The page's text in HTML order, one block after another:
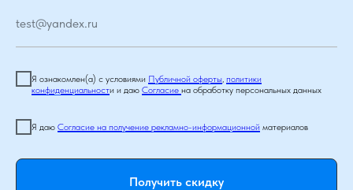
test@yandex.ru
Я ознакомлен(а) с условиями Публичной оферты, политики
конфиденциальности и даю Согласие на обработку персональных данных
Я даю Согласие на получение рекламно-информационной материалов
Получить скидку